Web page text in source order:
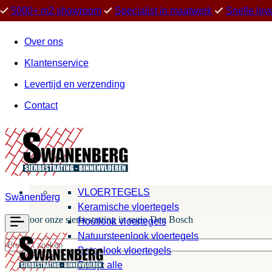
5000+ m2 showroom Specialist in maatwerk Snelle
Over ons
Klantenservice
Levertijd en verzending
Contact
Swanenberg
Kies voor onze sierbestrating in regio Den Bosch
VLOERTEGELS
Keramische vloertegels
Houtlook vloertegels
Natuursteenlook vloertegels
Betonlook vloertegels
Bekijk alle